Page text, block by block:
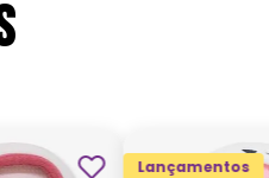
Lançamentos